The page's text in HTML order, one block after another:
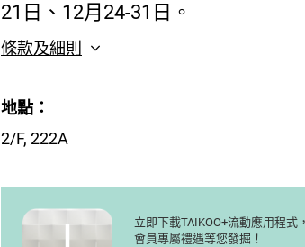
21日、12月24-31日。
條款及細則
地點：
2/F, 222A
立即下載TAIKOO+流動應用程式
會員專屬禮遇等您發掘！